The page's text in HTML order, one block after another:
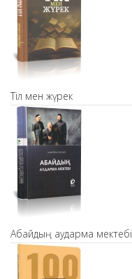
Тіл мен жүрек
Абайдың аударма мектебі